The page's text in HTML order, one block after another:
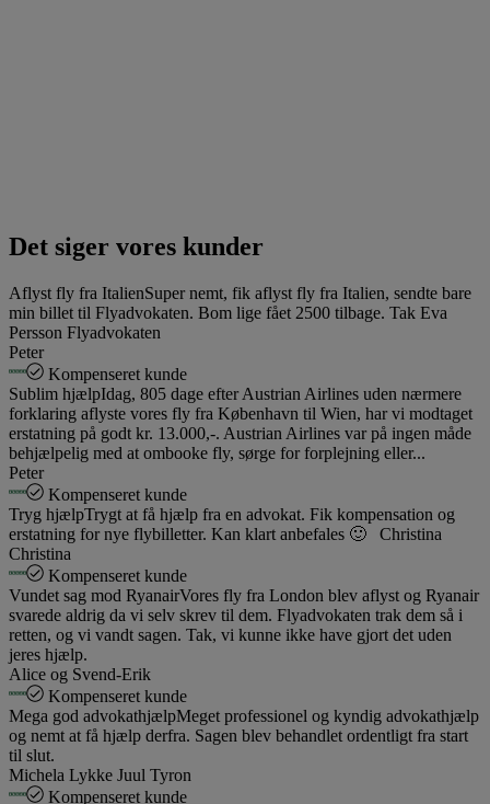
Det siger vores kunder
Aflyst fly fra ItalienSuper nemt, fik aflyst fly fra Italien, sendte bare
min billet til Flyadvokaten. Bom lige fået 2500 tilbage. Tak Eva
Persson Flyadvokaten
Peter
Kompenseret kunde
Sublim hjælpIdag, 805 dage efter Austrian Airlines uden nærmere
forklaring aflyste vores fly fra København til Wien, har vi modtaget
erstatning på godt kr. 13.000,-. Austrian Airlines var på ingen måde
behjælpelig med at ombooke fly, sørge for forplejning eller...
Peter
Kompenseret kunde
Tryg hjælpTrygt at få hjælp fra en advokat. Fik kompensation og
erstatning for nye flybilletter. Kan klart anbefales 🙂 Christina
Christina
Kompenseret kunde
Vundet sag mod RyanairVores fly fra London blev aflyst og Ryanair
svarede aldrig da vi selv skrev til dem. Flyadvokaten trak dem så i
retten, og vi vandt sagen. Tak, vi kunne ikke have gjort det uden
jeres hjælp.
Alice og Svend-Erik
Kompenseret kunde
Mega god advokathjælpMeget professionel og kyndig advokathjælp
og nemt at få hjælp derfra. Sagen blev behandlet ordentligt fra start
til slut.
Michela Lykke Juul Tyron
Kompenseret kunde